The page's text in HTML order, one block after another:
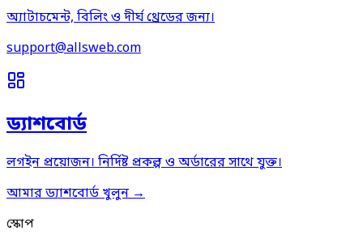
অ্যাটাচমেন্ট, বিলিং ও দীর্ঘ থ্রেডের জন্য।
support@allsweb.com
ড্যাশবোর্ড
লগইন প্রয়োজন। নির্দিষ্ট প্রকল্প ও অর্ডারের সাথে যুক্ত।
আমার ড্যাশবোর্ড খুলুন →
স্কোপ